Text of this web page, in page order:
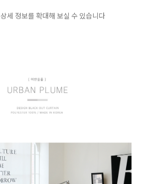
상세 정보를 확대해 보실 수 있습니다